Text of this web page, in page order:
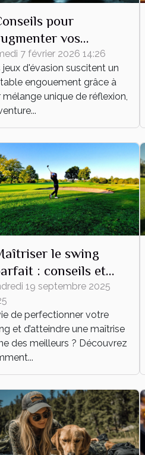
pour
vos
de succès
un jeu d'évasion
7 février 2026 14:26
jeux d'évasion suscitent un
engouement grâce à
mélange unique de réflexion,
le swing
: conseils et
19 septembre 2025
de perfectionner votre
et d’atteindre une maîtrise
des meilleurs ? Découvrez